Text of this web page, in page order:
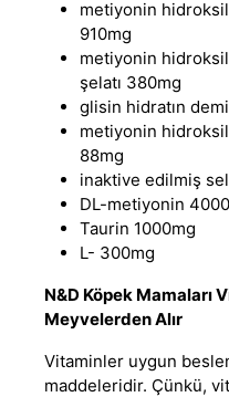
metiyonin
910mg
metiyonin
şelatı 380mg
glisin hidratın
metiyonin
88mg
inaktive edilmiş
DL-metiyonin
Taurin 1000mg
L- 300mg
N&D Köpek Mamaları
Meyvelerden Alır
Vitaminler uygun
maddeleridir. Çünkü,